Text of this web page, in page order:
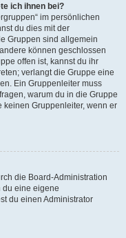
ich ihnen bei?
im persönlichen
du dies mit der
Gruppen sind allgemein
können geschlossen
offen ist, kannst du ihr
verlangt die Gruppe eine
Ein Gruppenleiter muss
warum du in die Gruppe
keinen Gruppenleiter, wenn er
die Board-Administration
du eine eigene
du einen Administrator